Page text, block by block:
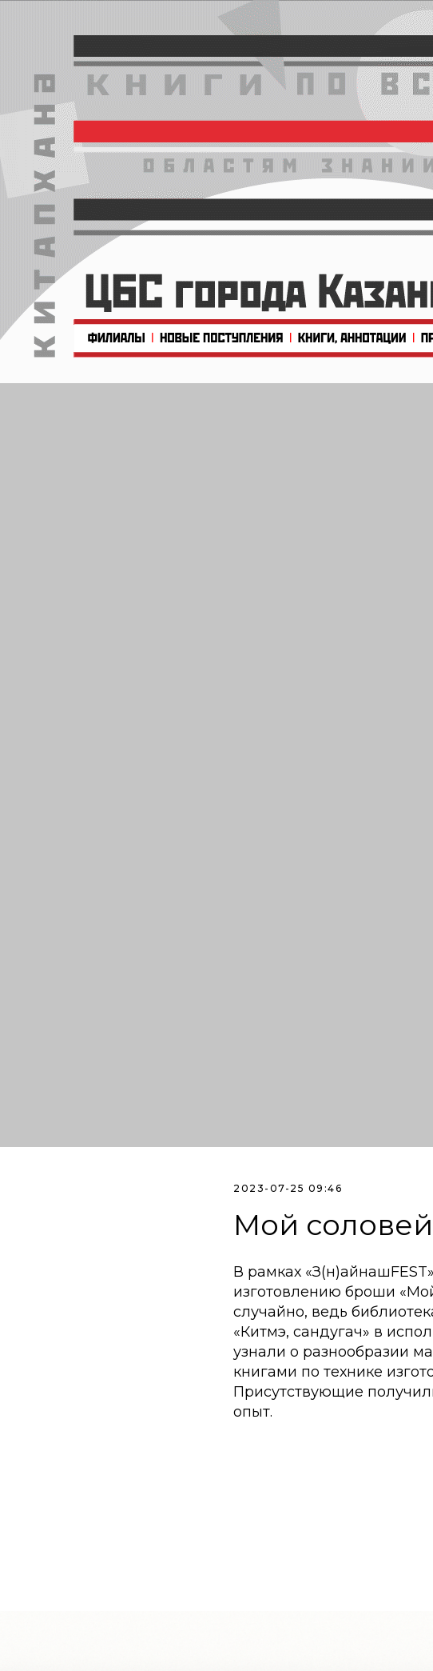
2023-07-25 09:46
Мой соловей
В рамках
изготовлению броши
случайно, ведь
«Китмэ, сандугач» в
узнали о разнообразии
книгами по технике
Присутствующие
опыт.